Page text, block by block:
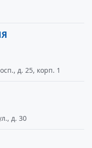
д. 25, корп. 1
д. 30